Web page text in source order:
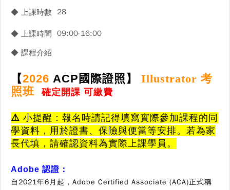
◆ 上課時數 28
◆ 上課時間 09:00-16:00
◆ 課程介紹
【2026 ACP國際證照】
Illustrator 考
照班確定開課 可繳費
⚠️ 小提醒：報名時請記得填寫實際參加課程的同
學資料，用於證書、保險與便當等安排。若為家
長代填，請確認資料為實際上課學員。
Adobe 認證：
自2021年6月起，Adobe Certified Associate (ACA)正式稱